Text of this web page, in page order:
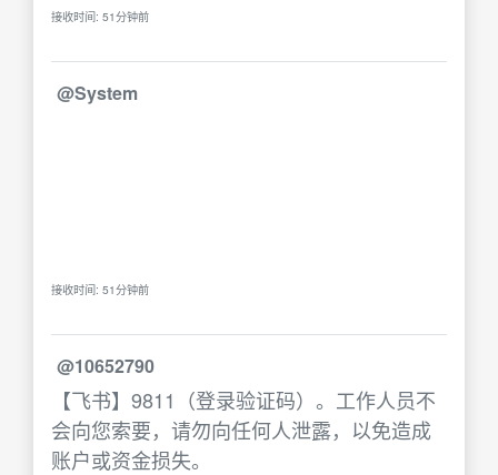
接收时间: 51分钟前
@System
接收时间: 51分钟前
@10652790
【飞书】9811（登录验证码）。工作人员不
会向您索要，请勿向任何人泄露，以免造成
账户或资金损失。